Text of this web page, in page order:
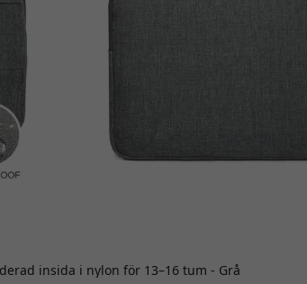
insida i nylon för 13–16 tum - Grå